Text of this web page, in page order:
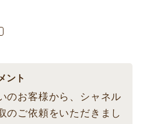
ント
のお客様から、シャネル
のご依頼をいただきまし